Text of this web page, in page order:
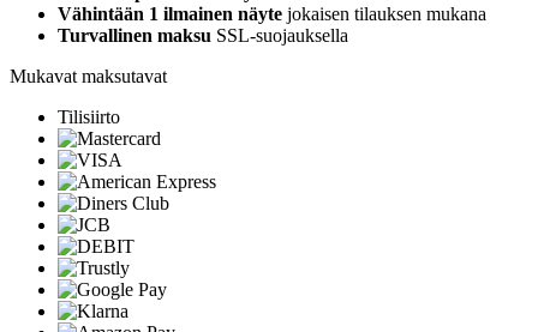
Vähintään 1 ilmainen näyte jokaisen tilauksen mukana
Turvallinen maksu SSL-suojauksella
Mukavat maksutavat
Tilisiirto